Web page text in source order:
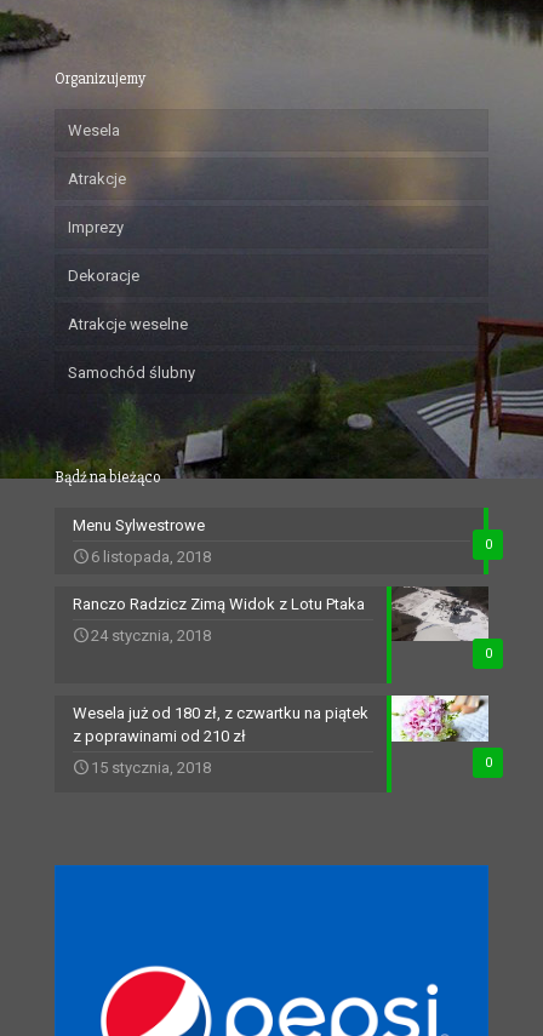
Organizujemy
Wesela
Atrakcje
Imprezy
Dekoracje
Atrakcje weselne
Samochód ślubny
Bądź na bieżąco
0
Menu Sylwestrowe
6 listopada, 2018
0
Ranczo Radzicz Zimą Widok z Lotu Ptaka
24 stycznia, 2018
0
Wesela już od 180 zł, z czwartku na piątek
z poprawinami od 210 zł
15 stycznia, 2018